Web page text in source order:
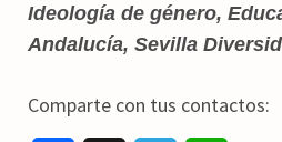
Ideología de género,
Andalucía, Sevilla
Comparte con tus contactos: